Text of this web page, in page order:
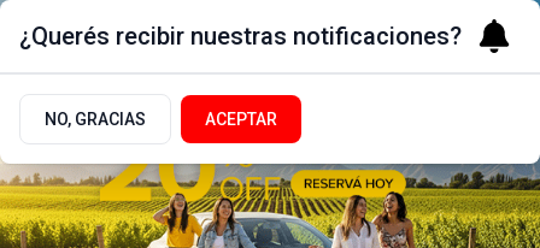
¿Querés recibir nuestras notificaciones?
NO, GRACIAS ACEPTAR